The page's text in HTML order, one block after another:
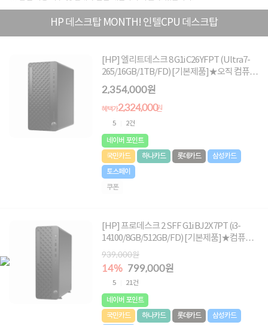
HP 데스크탑 MONTH! 인텔CPU 데스크탑
[HP] 엘리트데스크 8 G1i C26YFPT (Ultra7-
265/16GB/1TB/FD) [기본제품]★오직 컴퓨존
에서만, 여름맞이 HP 데스크탑 한정특가!★
2,354,000원
혜택가2,324,000원
5 2건
네이버 포인트
국민카드
하나카드 롯데카드
삼성카드
토스페이
쿠폰
[HP] 프로데스크 2 SFF G1i BJ2X7PT (i3-
14100/8GB/512GB/FD) [기본제품]★컴퓨존
단독! 수량한정 799,000원★
939,000원
14% 799,000원
5 21건
네이버 포인트
국민카드
하나카드 롯데카드
삼성카드